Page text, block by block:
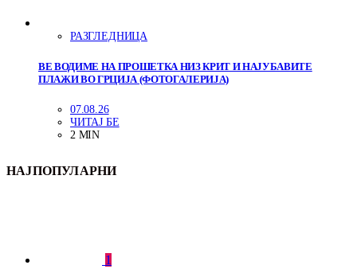
РАЗГЛЕДНИЦА
ВЕ ВОДИМЕ НА ПРОШЕТКА НИЗ КРИТ И НАЈУБАВИТЕ
ПЛАЖИ ВО ГРЦИЈА (ФОТОГАЛЕРИЈА)
07.08.26
ЧИТАЈ БЕ
2 MIN
НАЈПОПУЛАРНИ
1